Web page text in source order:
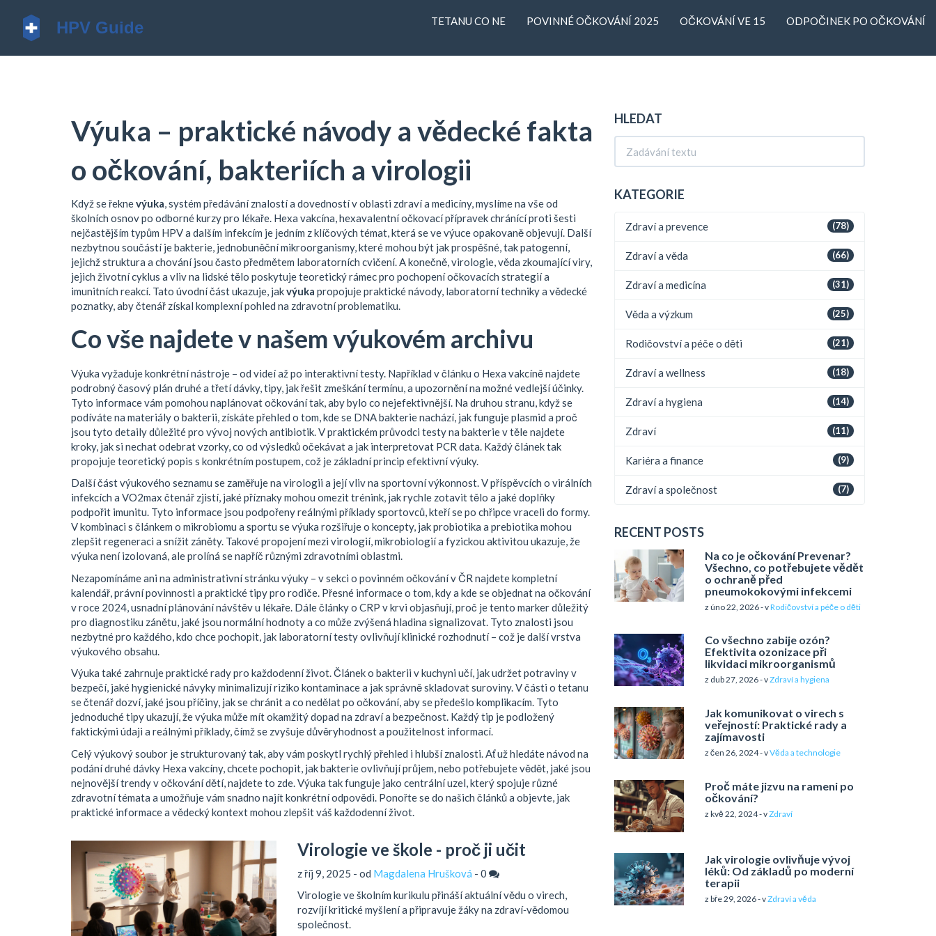
TETANU CO NE POVINNÉ OČKOVÁNÍ 2025 OČKOVÁNÍ VE 15 ODPOČINEK PO OČKOVÁNÍ
Výuka – praktické návody a vědecké fakta
o očkování, bakteriích a virologii
Když se řeknevýuka,systém předávání znalostí a dovedností v oblasti zdraví a medicíny, myslíme na vše od
školních osnov po odborné kurzy pro lékaře. Hexa vakcína,hexavalentní očkovací přípravek chránící proti šesti
nejčastějším typům HPV a dalším infekcím je jedním z klíčových témat, která se ve výuce opakovaně objevují. Další
nezbytnou součástí jebakterie, jednobuněční mikroorganismy, které mohou být jak prospěšné, tak patogenní,
jejichž struktura a chování jsou často předmětem laboratorních cvičení. A konečně,virologie,věda zkoumající viry,
jejich životní cyklus a vliv na lidské tělo poskytuje teoretický rámec pro pochopení očkovacích strategií a
imunitních reakcí. Tato úvodní část ukazuje, jakvýuka propojuje praktické návody, laboratorní techniky a vědecké
poznatky, aby čtenář získal komplexní pohled na zdravotní problematiku.
Co vše najdete v našem výukovém archivu
Výuka vyžaduje konkrétní nástroje – od videí až po interaktivní testy. Například v článku o Hexa vakcíně najdete
podrobný časový plán druhé a třetí dávky, tipy, jak řešit zmeškání termínu, a upozornění na možné vedlejší účinky.
Tyto informace vám pomohou naplánovat očkování tak, aby bylo co nejefektivnější. Na druhou stranu, když se
podíváte na materiály o bakterii, získáte přehled o tom, kde se DNA bakterie nachází, jak funguje plasmid a proč
jsou tyto detaily důležité pro vývoj nových antibiotik. V praktickém průvodci testy na bakterie v těle najdete
kroky, jak si nechat odebrat vzorky, co od výsledků očekávat a jak interpretovat PCR data. Každý článek tak
propojuje teoretický popis s konkrétním postupem, což je základní princip efektivní výuky.
Další část výukového seznamu se zaměřuje na virologii a její vliv na sportovní výkonnost. V příspěvcích o virálních
infekcích a VO2max čtenář zjistí, jaké příznaky mohou omezit trénink, jak rychle zotavit tělo a jaké doplňky
podpořit imunitu. Tyto informace jsou podpořeny reálnými příklady sportovců, kteří se po chřipce vraceli do formy.
V kombinaci s článkem o mikrobiomu a sportu se výuka rozšiřuje o koncepty, jak probiotika a prebiotika mohou
zlepšit regeneraci a snížit záněty. Takové propojení mezi virologií, mikrobiologií a fyzickou aktivitou ukazuje, že
výuka není izolovaná, ale prolíná se napříč různými zdravotními oblastmi.
Nezapomínáme ani na administrativní stránku výuky – v sekci o povinném očkování v ČR najdete kompletní
kalendář, právní povinnosti a praktické tipy pro rodiče. Přesné informace o tom, kdy a kde se objednat na očkování
v roce 2024, usnadní plánování návštěv u lékaře. Dále články o CRP v krvi objasňují, proč je tento marker důležitý
pro diagnostiku zánětu, jaké jsou normální hodnoty a co může zvýšená hladina signalizovat. Tyto znalosti jsou
nezbytné pro každého, kdo chce pochopit, jak laboratorní testy ovlivňují klinické rozhodnutí – což je další vrstva
výukového obsahu.
Výuka také zahrnuje praktické rady pro každodenní život. Článek o bakterii v kuchyni učí, jak udržet potraviny v
bezpečí, jaké hygienické návyky minimalizují riziko kontaminace a jak správně skladovat suroviny. V části o tetanu
se čtenář dozví, jaké jsou příčiny, jak se chránit a co nedělat po očkování, aby se předešlo komplikacím. Tyto
jednoduché tipy ukazují, že výuka může mít okamžitý dopad na zdraví a bezpečnost. Každý tip je podložený
faktickými údaji a reálnými příklady, čímž se zvyšuje důvěryhodnost a použitelnost informací.
Celý výukový soubor je strukturovaný tak, aby vám poskytl rychlý přehled i hlubší znalosti. Ať už hledáte návod na
podání druhé dávky Hexa vakcíny, chcete pochopit, jak bakterie ovlivňují průjem, nebo potřebujete vědět, jaké jsou
nejnovější trendy v očkování dětí, najdete to zde. Výuka tak funguje jako centrální uzel, který spojuje různé
zdravotní témata a umožňuje vám snadno najít konkrétní odpovědi. Ponořte se do našich článků a objevte, jak
praktické informace a vědecký kontext mohou zlepšit váš každodenní život.
Virologie ve škole - proč ji učit
z říj 9, 2025 - od Magdalena Hrušková - 0
Virologie ve školním kurikulu přináší aktuální vědu o virech,
rozvíjí kritické myšlení a připravuje žáky na zdraví‑vědomou
společnost.
HLEDAT
KATEGORIE
(78)
Zdraví a prevence
(66)
Zdraví a věda
(31)
Zdraví a medicína
(25)
Věda a výzkum
(21)
Rodičovství a péče o děti
(18)
Zdraví a wellness
(14)
Zdraví a hygiena
(11)
Zdraví
(9)
Kariéra a finance
(7)
Zdraví a společnost
RECENT POSTS
Na co je očkování Prevenar?
Všechno, co potřebujete vědět
o ochraně před
pneumokokovými infekcemi
z úno 22, 2026 - vRodičovství a péče o děti
Co všechno zabije ozón?
Efektivita ozonizace při
likvidaci mikroorganismů
z dub 27, 2026 - vZdraví a hygiena
Jak komunikovat o virech s
veřejností: Praktické rady a
zajímavosti
z čen 26, 2024 - vVěda a technologie
Proč máte jizvu na rameni po
očkování?
z kvě 22, 2024 - vZdraví
Jak virologie ovlivňuje vývoj
léků: Od základů po moderní
terapii
z bře 29, 2026 - vZdraví a věda